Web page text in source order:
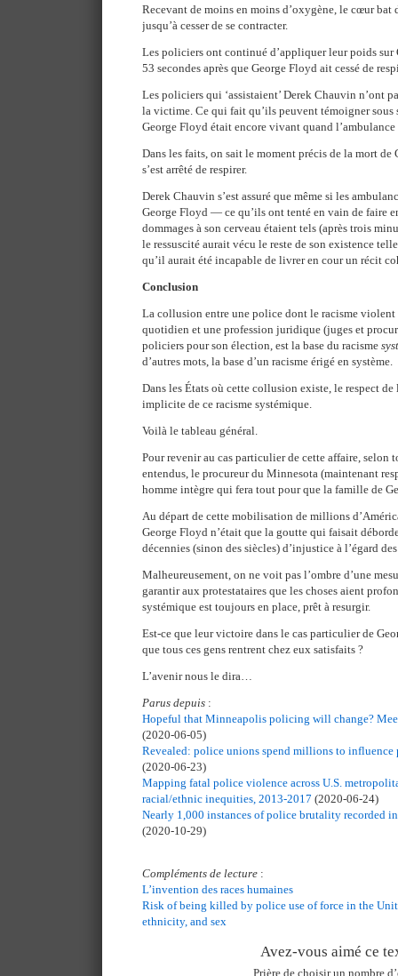
Recevant de moins en moins d’oxygène, le cœur bat
jusqu’à cesser de se contracter.
Les policiers ont continué d’appliquer leur poids sur
53 secondes après que George Floyd ait cessé de
Les policiers qui ‘assistaient’ Derek Chauvin n’ont
la victime. Ce qui fait qu’ils peuvent témoigner sous
George Floyd était encore vivant quand l’ambulance
Dans les faits, on sait le moment précis de la mort de
s’est arrêté de respirer.
Derek Chauvin s’est assuré que même si les
George Floyd — ce qu’ils ont tenté en vain de faire
dommages à son cerveau étaient tels (après trois
le ressuscité aurait vécu le reste de son existence
qu’il aurait été incapable de livrer en cour un récit
Conclusion
La collusion entre une police dont le racisme violent
quotidien et une profession juridique (juges et
policiers pour son élection, est la base du racisme
d’autres mots, la base d’un racisme érigé en système.
Dans les États où cette collusion existe, le respect
implicite de ce racisme systémique.
Voilà le tableau général.
Pour revenir au cas particulier de cette affaire, selon
entendus, le procureur du Minnesota (maintenant
homme intègre qui fera tout pour que la famille de
Au départ de cette mobilisation de millions
George Floyd n’était que la goutte qui faisait
décennies (sinon des siècles) d’injustice à l’égard
Malheureusement, on ne voit pas l’ombre d’une
garantir aux protestataires que les choses aient
systémique est toujours en place, prêt à resurgir.
Est-ce que leur victoire dans le cas particulier de
que tous ces gens rentrent chez eux satisfaits ?
L’avenir nous le dira…
Parus depuis :
Hopeful that Minneapolis policing will change?
(2020-06-05)
Revealed: police unions spend millions to
(2020-06-23)
Mapping fatal police violence across U.S.
racial/ethnic inequities, 2013-2017 (2020-06-24)
Nearly 1,000 instances of police brutality recorded
(2020-10-29)
Compléments de lecture :
L’invention des races humaines
Risk of being killed by police use of force in the
ethnicity, and sex
Avez-vous aimé ce
Prière de choisir un nombre